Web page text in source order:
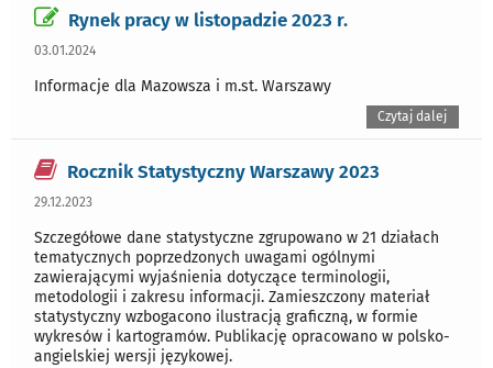
Rynek pracy w listopadzie 2023 r.
03.01.2024
Informacje dla Mazowsza i m.st. Warszawy
Czytaj dalej
Rocznik Statystyczny Warszawy 2023
29.12.2023
Szczegółowe dane statystyczne zgrupowano w 21 działach
tematycznych poprzedzonych uwagami ogólnymi
zawierającymi wyjaśnienia dotyczące terminologii,
metodologii i zakresu informacji. Zamieszczony materiał
statystyczny wzbogacono ilustracją graficzną, w formie
wykresów i kartogramów. Publikację opracowano w polsko-
angielskiej wersji językowej.